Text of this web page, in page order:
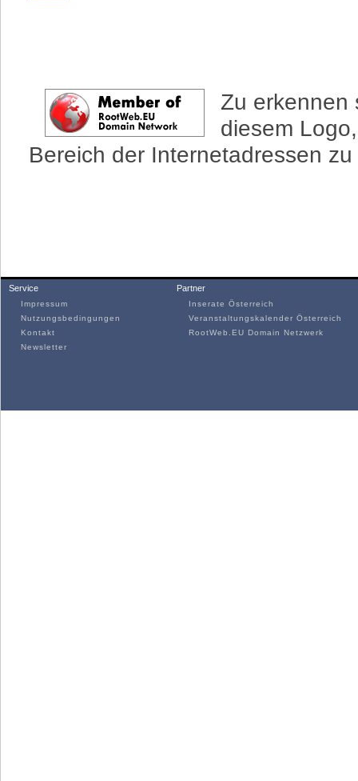
Zu erkennen
diesem
Bereich der Internetadressen
Service
Impressum
Nutzungsbedingungen
Kontakt
Newsletter
Partner
Inserate Österreich
Veranstaltungskalender Österreich
RootWeb.EU Domain Netzwerk